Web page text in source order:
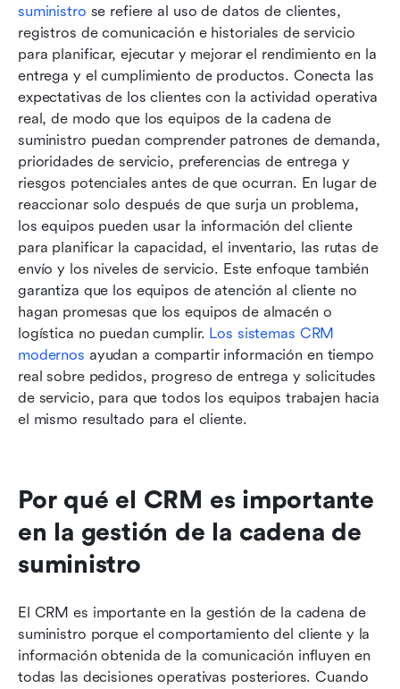
suministro se refiere al uso de datos de clientes,
registros de comunicación e historiales de servicio
para planificar, ejecutar y mejorar el rendimiento en la
entrega y el cumplimiento de productos. Conecta las
expectativas de los clientes con la actividad operativa
real, de modo que los equipos de la cadena de
suministro puedan comprender patrones de demanda,
prioridades de servicio, preferencias de entrega y
riesgos potenciales antes de que ocurran. En lugar de
reaccionar solo después de que surja un problema,
los equipos pueden usar la información del cliente
para planificar la capacidad, el inventario, las rutas de
envío y los niveles de servicio. Este enfoque también
garantiza que los equipos de atención al cliente no
hagan promesas que los equipos de almacén o
logística no puedan cumplir. Los sistemas CRM
modernos ayudan a compartir información en tiempo
real sobre pedidos, progreso de entrega y solicitudes
de servicio, para que todos los equipos trabajen hacia
el mismo resultado para el cliente.
Por qué el CRM es importante
en la gestión de la cadena de
suministro
El CRM es importante en la gestión de la cadena de
suministro porque el comportamiento del cliente y la
información obtenida de la comunicación influyen en
todas las decisiones operativas posteriores. Cuando